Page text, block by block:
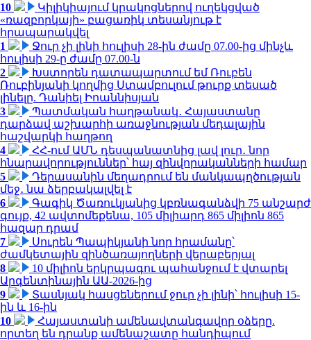
10
Կիլիկիայում կրակոցներով ուղեկցված
«ռազբորկայի» բացառիկ տեսանյութ է
հրապարակվել
1
Ջուր չի լինի հուլիսի 28-ին ժամը 07.00-ից մինչև
հուլիսի 29-ը ժամը 07.00-ն
2
Խստորեն դատապարտում եմ Ռուբեն
Ռուբինյանի կողմից Ստամբուլում թուրք տեսած
լինելը. Դանիել Իոաննիսյան
3
Պատմական հաղթանակ․ Հայաստանը
դարձավ աշխարհի առաջնության մեդալային
հաշվարկի հաղթող
4
ՀՀ-ում ԱՄՆ դեսպանատնից լավ լուր․ նոր
հնարավորություններ՝ հայ զինվորականների համար
5
Դերասանին մեղադրում են մանկապղծության
մեջ․ նա ձերբակալվել է
6
Գագիկ Ծառուկյանից կբռնագանձվի 75 անշարժ
գույք, 42 ավտոմեքենա, 105 միլիարդ 865 միլիոն 865
հազար դրամ
7
Սուրեն Պապիկյանի նոր հրամանը՝
ժամկետային զինծառայողների վերաբերյալ
8
10 միլիոն երկրպագու պահանջում է վտարել
Արգենտինային ԱԱ-2026-ից
9
Տասնյակ հասցեներում ջուր չի լինի՝ հուլիսի 15-
ին և 16-ին
10
Հայաստանի ամենավտանգավոր օձերը.
որտեղ են դրանք ամենաշատը հանդիպում